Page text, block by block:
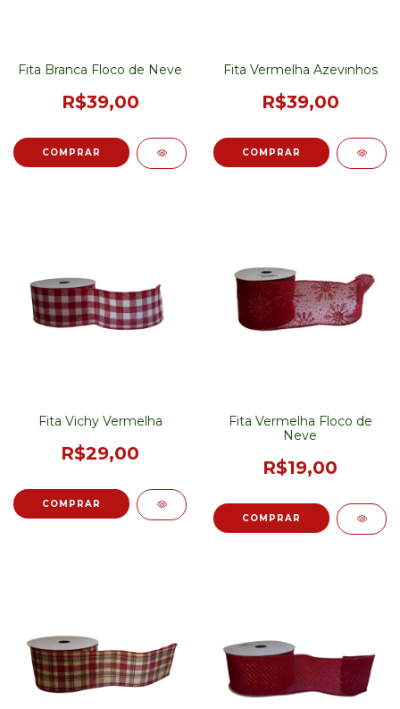
Fita Branca Floco de Neve
R$39,00
Fita Vermelha Azevinhos
R$39,00
Fita Vichy Vermelha
R$29,00
Fita Vermelha Floco de
Neve
R$19,00